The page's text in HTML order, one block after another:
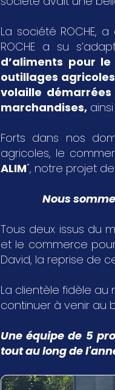
La société ROCHE,
ROCHE a su
d’aliments pour
outillages agricoles
volaille démarrées
marchandises,
Forts dans nos
agricoles, le
ALIM", notre projet
Nous
Tous deux issus du
et le commerce
David, la reprise de
La clientèle fidèle au
continuer à venir au
Une équipe de 5
tout au long de